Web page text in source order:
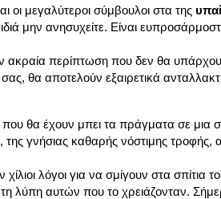
οι μεγαλύτεροι σύμβουλοι στα της
μην ανησυχείτε. Είναι
ακραία περίπτωση που δεν θα
θα αποτελούν εξαιρετικά
θα έχουν μπει τα πράγματα σε μια
γνήσιας καθαρής νόστιμης
λόγοι για να σμίγουν στα σπίτια
τη λύπη αυτών που το χρειάζονταν.